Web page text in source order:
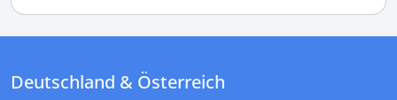
Deutschland & Österreich